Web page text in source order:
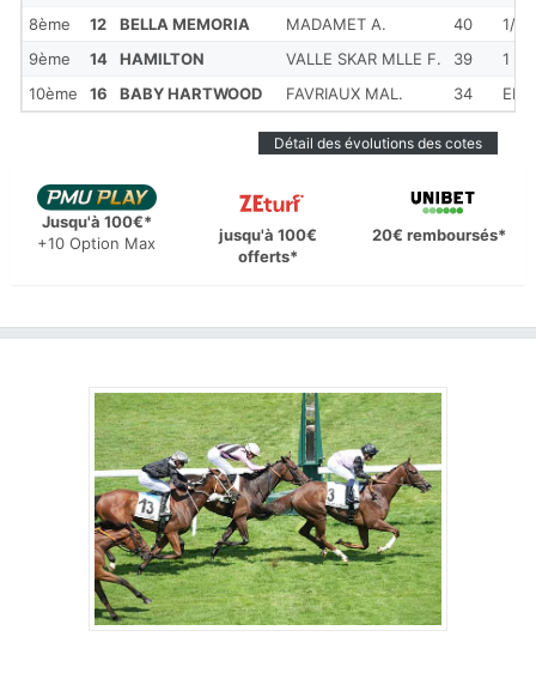
8ème
12 BELLA MEMORIA MADAMET A. 40
1/2
9ème
14 HAMILTON VALLE SKAR MLLE F. 39
1
10ème
16 BABY HARTWOOD FAVRIAUX MAL. 34 ENC
Détail des évolutions des cotes
Jusqu'à 100€*
+10 Option Max
jusqu'à 100€
offerts*
20€ remboursés*